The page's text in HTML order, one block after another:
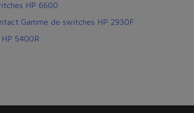
HP 6600
Gamme de switches HP 2930F
5400R